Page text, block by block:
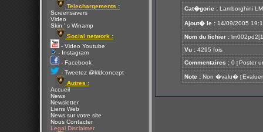
Telechargements :
Screensavers
Video
Skin ' s Winamp
Social network :
- Video Youtube
- Instagram
- Facebook
- Tweetez @kldconcept
Autres :
Accueil
News
Newsletter
Liens Web
News sur votre site
Nous Contacter
Legal Disclaimer
Cat�gorie : Lamborghini
Ajout� le : 14/09/2005
Nom du fichier :
Vu : 4295 fois
Commentaires : 0 [ Poster
Note : Non �valu� [ Evaluer